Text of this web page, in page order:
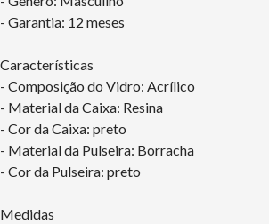
- Garantia: 12 meses
Características
- Composição do Vidro: Acrílico
- Material da Caixa: Resina
- Cor da Caixa: preto
- Material da Pulseira: Borracha
- Cor da Pulseira: preto
Medidas